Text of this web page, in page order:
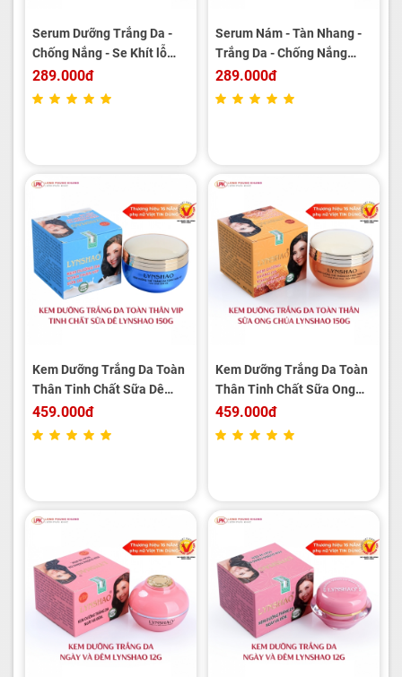
Serum Dưỡng Trắng Da -
Chống Nắng - Se Khít lỗ
Chân Lông LYNSHAO 25ml
289.000đ
Serum Nám - Tàn Nhang -
Trắng Da - Chống Nắng
LYNSHAO 25ml
289.000đ
Kem Dưỡng Trắng Da Toàn
Thân Tinh Chất Sữa Dê
LYNSHAO 150g
459.000đ
Kem Dưỡng Trắng Da Toàn
Thân Tinh Chất Sữa Ong
Chúa LYNSHAO 150g
459.000đ